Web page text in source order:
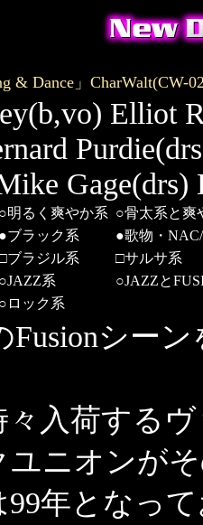
& Dance」CharWalt(CW-
Elliot
Gage(drs)
○明るく爽やか系 ○骨太系と爽
●ブラック系
●歌物・
ブラジル系
□サルサ系
○JAZZ系
○JAZZと
○ロック系
シーン
々入荷する
ユニオンが
99年となっ